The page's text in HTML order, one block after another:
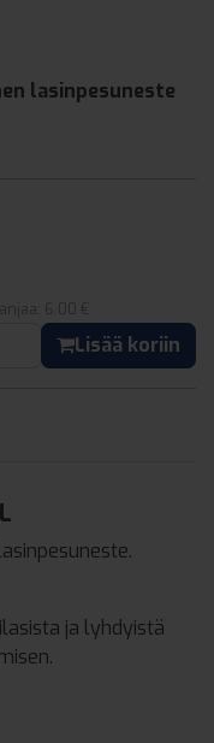
lasinpesuneste
6.00 €
Lisää koriin
ja lyhdyistä